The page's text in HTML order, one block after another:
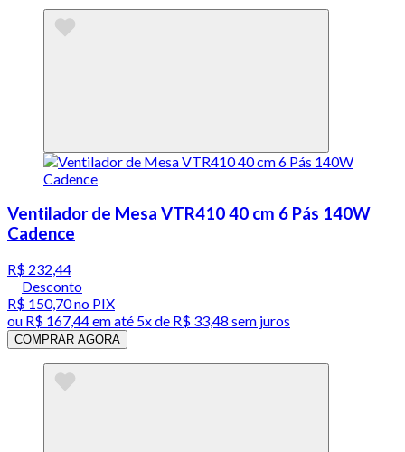
Ventilador de Mesa VTR410 40 cm 6 Pás 140W
Cadence
R$ 232,44
Desconto
R$ 150,70no PIX
ou R$ 167,44em até 5x de R$ 33,48 sem juros
COMPRAR AGORA